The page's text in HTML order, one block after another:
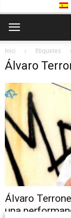
Inici Etiquetes
Álvaro
Álvaro
una